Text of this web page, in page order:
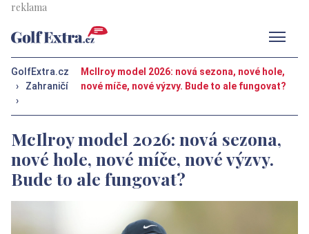
GolfExtra.cz
›
Zahraničí
›
McIlroy model 2026: nová sezona, nové hole,
nové míče, nové výzvy. Bude to ale fungovat?
McIlroy model 2026: nová sezona,
nové hole, nové míče, nové výzvy.
Bude to ale fungovat?